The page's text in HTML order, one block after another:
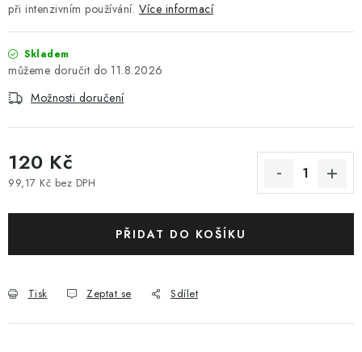
při intenzivním používání. Více informací
Skladem
11.8.2026
Možnosti doručení
120 Kč
99,17 Kč bez DPH
PŘIDAT DO KOŠÍKU
Tisk Zeptat se Sdílet